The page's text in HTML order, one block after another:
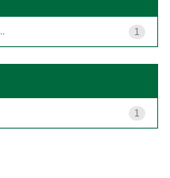
1
1